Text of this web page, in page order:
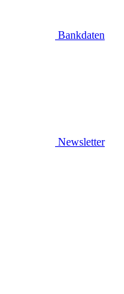
Bankdaten
Newsletter